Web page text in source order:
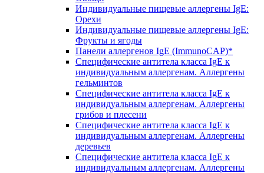
Индивидуальные пищевые аллергены IgE:
Орехи
Индивидуальные пищевые аллергены IgE:
Фрукты и ягоды
Панели аллергенов IgE (ImmunoCAP)*
Специфические антитела класса IgE к
индивидуальным аллергенам. Аллергены
гельминтов
Специфические антитела класса IgE к
индивидуальным аллергенам. Аллергены
грибов и плесени
Специфические антитела класса IgE к
индивидуальным аллергенам. Аллергены
деревьев
Специфические антитела класса IgE к
индивидуальным аллергенам. Аллергены